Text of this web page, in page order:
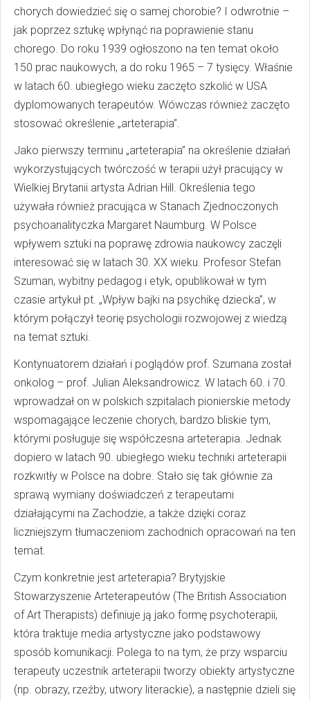
chorych dowiedzieć się o samej chorobie? I odwrotnie –
jak poprzez sztukę wpłynąć na poprawienie stanu
chorego. Do roku 1939 ogłoszono na ten temat około
150 prac naukowych, a do roku 1965 – 7 tysięcy. Właśnie
w latach 60. ubiegłego wieku zaczęto szkolić w USA
dyplomowanych terapeutów. Wówczas również zaczęto
stosować określenie „arteterapia”.
Jako pierwszy terminu „arteterapia” na określenie działań
wykorzystujących twórczość w terapii użył pracujący w
Wielkiej Brytanii artysta Adrian Hill. Określenia tego
używała również pracująca w Stanach Zjednoczonych
psychoanalityczka Margaret Naumburg. W Polsce
wpływem sztuki na poprawę zdrowia naukowcy zaczęli
interesować się w latach 30. XX wieku. Profesor Stefan
Szuman, wybitny pedagog i etyk, opublikował w tym
czasie artykuł pt. „Wpływ bajki na psychikę dziecka”, w
którym połączył teorię psychologii rozwojowej z wiedzą
na temat sztuki.
Kontynuatorem działań i poglądów prof. Szumana został
onkolog – prof. Julian Aleksandrowicz. W latach 60. i 70.
wprowadzał on w polskich szpitalach pionierskie metody
wspomagające leczenie chorych, bardzo bliskie tym,
którymi posługuje się współczesna arteterapia. Jednak
dopiero w latach 90. ubiegłego wieku techniki arteterapii
rozkwitły w Polsce na dobre. Stało się tak głównie za
sprawą wymiany doświadczeń z terapeutami
działającymi na Zachodzie, a także dzięki coraz
liczniejszym tłumaczeniom zachodnich opracowań na ten
temat.
Czym konkretnie jest arteterapia? Brytyjskie
Stowarzyszenie Arteterapeutów (The British Association
of Art Therapists) definiuje ją jako formę psychoterapii,
która traktuje media artystyczne jako podstawowy
sposób komunikacji. Polega to na tym, że przy wsparciu
terapeuty uczestnik arteterapii tworzy obiekty artystyczne
(np. obrazy, rzeźby, utwory literackie), a następnie dzieli się